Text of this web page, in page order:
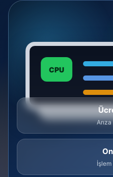
CPU